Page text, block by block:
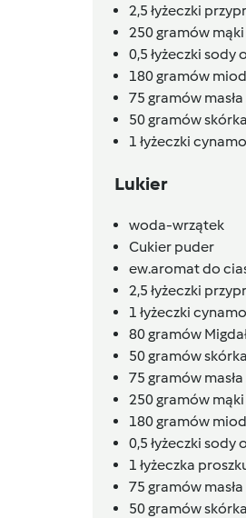
2,5 łyżeczki
250gramów
0,5 łyżeczki sody
180gramów
75 gramów masła
50gramów
1 łyżeczki
Lukier
woda-wrzątek
Cukier puder
ew.aromat do
2,5 łyżeczki
1 łyżeczki
80gramów
50gramów
75 gramów masła
250gramów
180gramów
0,5 łyżeczki sody
1 łyżeczka
75 gramów masła
50gramów